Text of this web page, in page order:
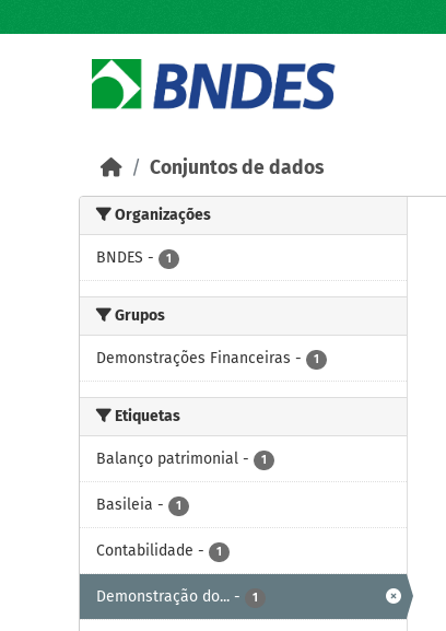
Conjuntos de dados
Organizações
BNDES - 1
Grupos
Demonstrações Financeiras - 1
Etiquetas
Balanço patrimonial - 1
Basileia - 1
Contabilidade - 1
Demonstração do... - 1